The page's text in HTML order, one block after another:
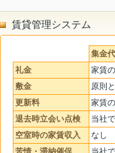
賃貸管理システム
集金
礼金
家賃
敷金
原則
更新料
家賃
退去時立会い点検
当社
空室時の家賃収入
なし